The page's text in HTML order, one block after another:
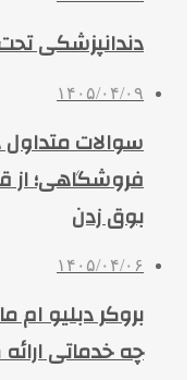
دندانپزشکی
۱۴۰۵/۰۴/۰۹
سوالات متداول
فروشگاهی؛ از
بوق زدن
۱۴۰۵/۰۴/۰۶
چه خدماتی